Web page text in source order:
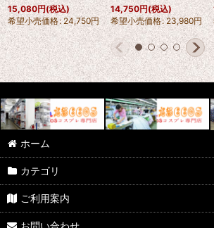
15,080円(税込)
希望小売価格: 24,750円
14,750円(税込)
希望小売価格: 23,980円
ホーム
カテゴリ
ご利用案内